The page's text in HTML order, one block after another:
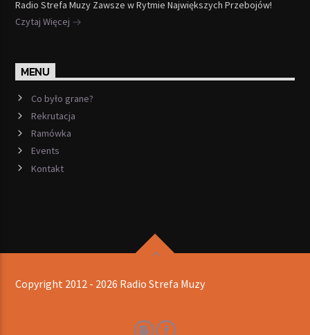
Radio Strefa Muzy Zawsze w Rytmie Największych Przebojów!
Czytaj Więcej
MENU
Co było grane?
Rekrutacja
Ramówka
Events
Kontakt
Copyright 2012 - 2026 Radio Strefa Muzy